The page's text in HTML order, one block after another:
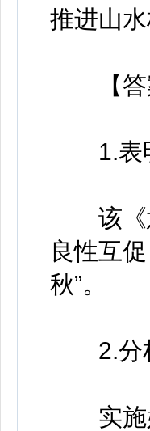
推进山
【答
1.表明
该《意
良性互
秋”。
2.分析
实施好